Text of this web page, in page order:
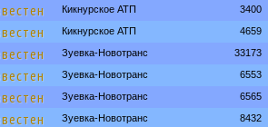
Кикнурское АТП 3400
Кикнурское АТП 4659
Зуевка-Новотранс 33173
Зуевка-Новотранс 6553
Зуевка-Новотранс 6565
Зуевка-Новотранс 8432